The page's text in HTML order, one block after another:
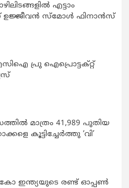
എട്ടാം
ഉജ്ജീവൻ സ്മോൾ ഫിനാൻസ്
പ്രു ഐപ്രൊട്ടക്റ്റ്
മാത്രം 41,989 പുതിയ
കൂട്ടിച്ചേർത്തു ‘വി’
ഇന്ത്യയുടെ രണ്ട് ഓപ്പണ്‍